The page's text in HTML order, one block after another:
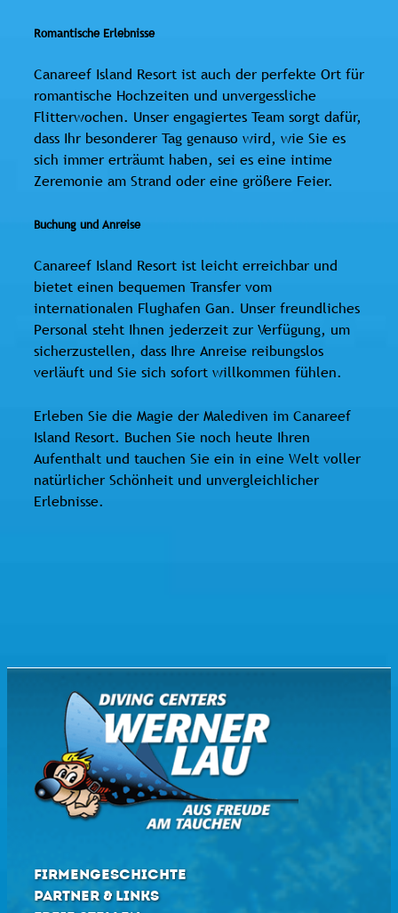
Romantische Erlebnisse
Canareef Island Resort ist auch der perfekte Ort für
romantische Hochzeiten und unvergessliche
Flitterwochen. Unser engagiertes Team sorgt dafür,
dass Ihr besonderer Tag genauso wird, wie Sie es
sich immer erträumt haben, sei es eine intime
Zeremonie am Strand oder eine größere Feier.
Buchung und Anreise
Canareef Island Resort ist leicht erreichbar und
bietet einen bequemen Transfer vom
internationalen Flughafen Gan. Unser freundliches
Personal steht Ihnen jederzeit zur Verfügung, um
sicherzustellen, dass Ihre Anreise reibungslos
verläuft und Sie sich sofort willkommen fühlen.
Erleben Sie die Magie der Malediven im Canareef
Island Resort. Buchen Sie noch heute Ihren
Aufenthalt und tauchen Sie ein in eine Welt voller
natürlicher Schönheit und unvergleichlicher
Erlebnisse.
FIRMENGESCHICHTE
PARTNER & LINKS